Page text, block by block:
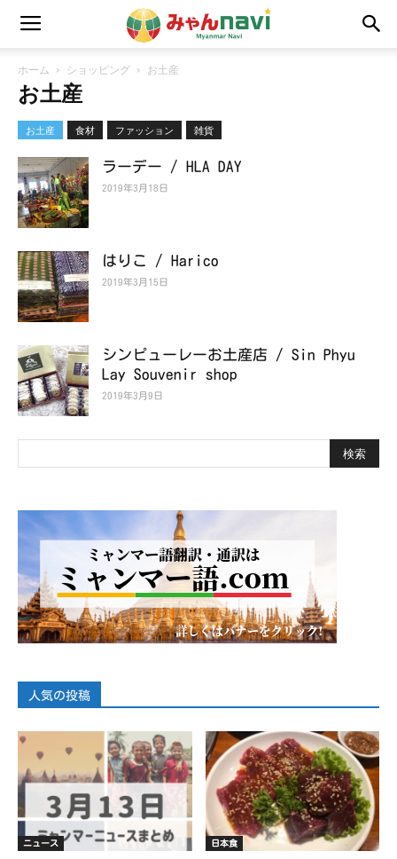
ホーム ショッピング お土産
お土産
お土産 食材 ファッション 雑貨
ラーデー / HLA DAY
2019年3月18日
はりこ / Harico
2019年3月15日
シンピューレーお土産店 / Sin Phyu
Lay Souvenir shop
2019年3月9日
人気の投稿
ニュース 日本食